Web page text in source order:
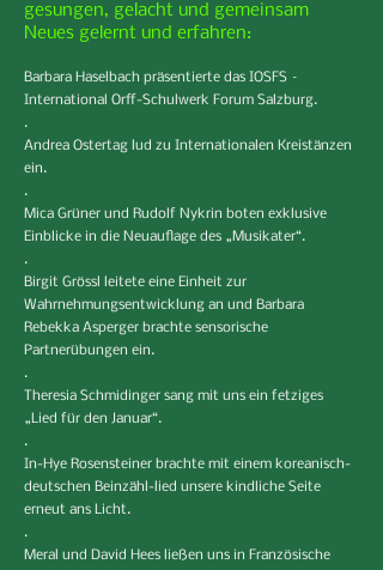
gesungen, gelacht und gemeinsam
Neues gelernt und erfahren:
Barbara Haselbach präsentierte das IOSFS –
International Orff-Schulwerk Forum Salzburg.
.
Andrea Ostertag lud zu Internationalen Kreistänzen
ein.
.
Mica Grüner und Rudolf Nykrin boten exklusive
Einblicke in die Neuauflage des „Musikater“.
.
Birgit Grössl leitete eine Einheit zur
Wahrnehmungsentwicklung an und Barbara
Rebekka Asperger brachte sensorische
Partnerübungen ein.
.
Theresia Schmidinger sang mit uns ein fetziges
„Lied für den Januar“.
.
In-Hye Rosensteiner brachte mit einem koreanisch-
deutschen Beinzähl-lied unsere kindliche Seite
erneut ans Licht.
.
Meral und David Hees ließen uns in Französische